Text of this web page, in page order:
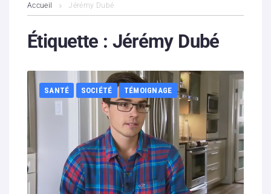
Contenus litigieux
Boutique
Hébergement solidaire
Accueil Jérémy Dubé
Étiquette : Jérémy Dubé
SANTÉ SOCIÉTÉ TÉMOIGNAGE